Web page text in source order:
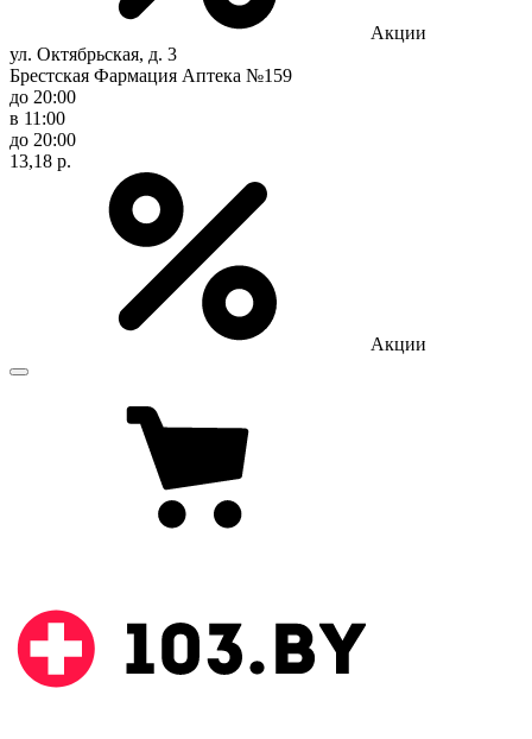
Акции
ул. Октябрьская, д. 3
Брестская Фармация Аптека №159
до 20:00
в 11:00
до 20:00
13,18 р.
Акции